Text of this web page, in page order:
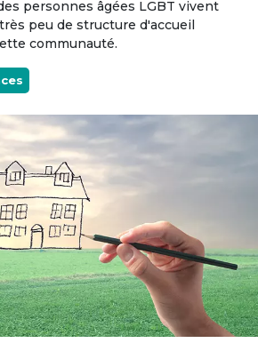
personnes âgées LGBT vivent
peu de structure d'accueil
communauté.